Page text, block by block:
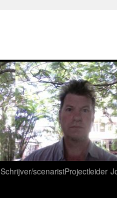
Schrijver/scenaristProjectleider